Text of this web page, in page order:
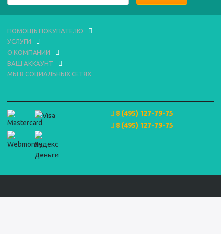
ПОМОЩЬ ПОКУПАТЕЛЮ
УСЛУГИ
О КОМПАНИИ
ВАШ АККАУНТ
МЫ В СОЦИАЛЬНЫХ СЕТЯХ
8 (495) 127-79-75
8 (495) 127-79-75